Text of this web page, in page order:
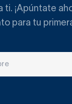
ti. ¡Apúntate
para tu